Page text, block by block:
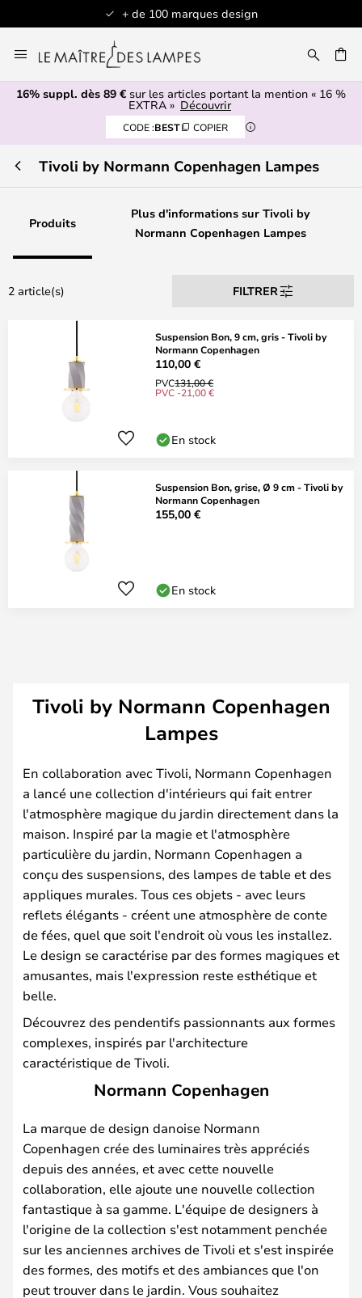
+ de 100 marques design
au
contenu
16% suppl. dès 89 € sur les articles portant la mention « 16 %
EXTRA » Découvrir
CODE :BEST COPIER
Tivoli by Normann Copenhagen Lampes
Produits
Plus d'informations sur Tivoli by
Normann Copenhagen Lampes
2 article(s) FILTRER
Suspension Bon, 9 cm, gris - Tivoli by
Normann Copenhagen
110,00 €
PVC131,00 €
PVC -21,00 €
En stock
Suspension Bon, grise, Ø 9 cm - Tivoli by
Normann Copenhagen
155,00 €
En stock
Tivoli by Normann Copenhagen
Lampes
En collaboration avec Tivoli, Normann Copenhagen
a lancé une collection d'intérieurs qui fait entrer
l'atmosphère magique du jardin directement dans la
maison. Inspiré par la magie et l'atmosphère
particulière du jardin, Normann Copenhagen a
conçu des suspensions, des lampes de table et des
appliques murales. Tous ces objets - avec leurs
reflets élégants - créent une atmosphère de conte
de fées, quel que soit l'endroit où vous les installez.
Le design se caractérise par des formes magiques et
amusantes, mais l'expression reste esthétique et
belle.
Découvrez des pendentifs passionnants aux formes
complexes, inspirés par l'architecture
caractéristique de Tivoli.
Normann Copenhagen
La marque de design danoise Normann
Copenhagen crée des luminaires très appréciés
depuis des années, et avec cette nouvelle
collaboration, elle ajoute une nouvelle collection
fantastique à sa gamme. L'équipe de designers à
l'origine de la collection s'est notamment penchée
sur les anciennes archives de Tivoli et s'est inspirée
des formes, des motifs et des ambiances que l'on
peut trouver dans le jardin. Vous souhaitez